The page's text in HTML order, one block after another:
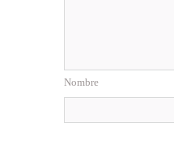
Nombre